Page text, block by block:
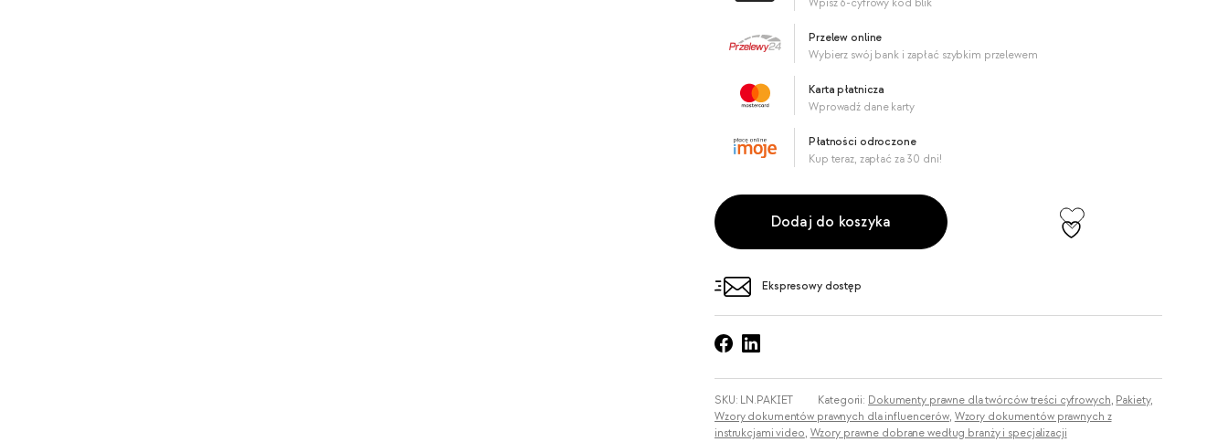
Wpisz 6-cyfrowy kod blik
Przelew online
Wybierz swój bank i zapłać szybkim przelewem
Karta płatnicza
Wprowadź dane karty
Płatności odroczone
Kup teraz, zapłać za 30 dni!
ilość
Legalny
-
Dodaj do koszyka
Ekspresowy dostęp
SKU: LN.PAKIET Kategorii: Dokumenty prawne dla twórców treści cyfrowych, Pakiety,
Wzory dokumentów prawnych dla influencerów, Wzory dokumentów prawnych z
instrukcjami video, Wzory prawne dobrane według branży i specjalizacji